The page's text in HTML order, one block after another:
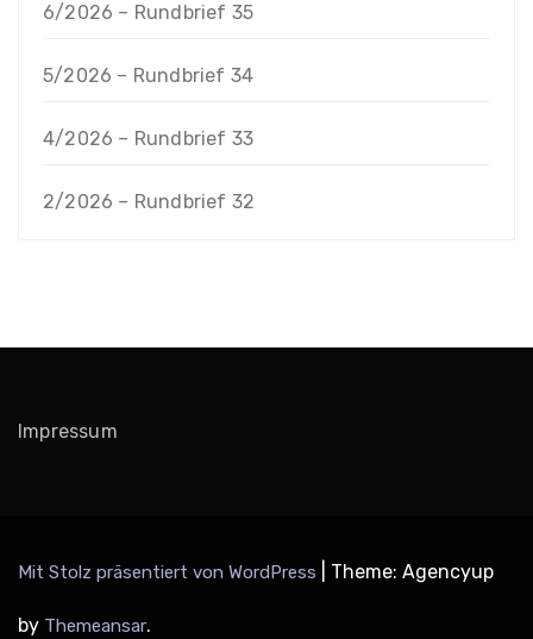
6/2026 – Rundbrief 35
5/2026 – Rundbrief 34
4/2026 – Rundbrief 33
2/2026 – Rundbrief 32
Impressum
Mit Stolz präsentiert von WordPress Theme: Agencyup
by Themeansar.